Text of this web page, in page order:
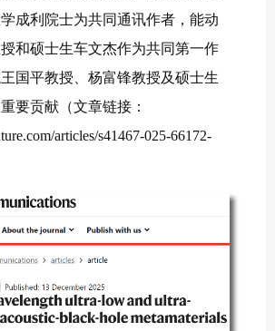
成利院士为共同通讯作者，能动
和硕士生车文杰作为共同第一作
国平教授、杨富锋教授及硕士生
要贡献（文章链接：
articles/s41467-025-66172-